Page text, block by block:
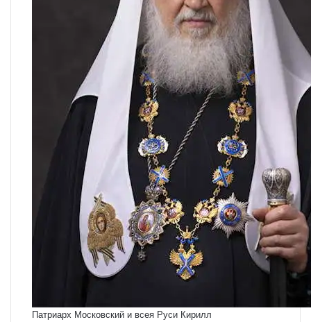
Патриарх Московский и всея Руси Кирилл